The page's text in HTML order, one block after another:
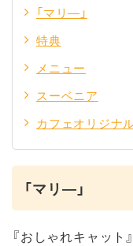
「マリ―」
特典
メニュー
スーベニア
カフェオリジナ
「マリ―」
『おしゃれキャット